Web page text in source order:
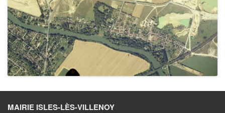
MAIRIE ISLES-LÈS-VILLENOY